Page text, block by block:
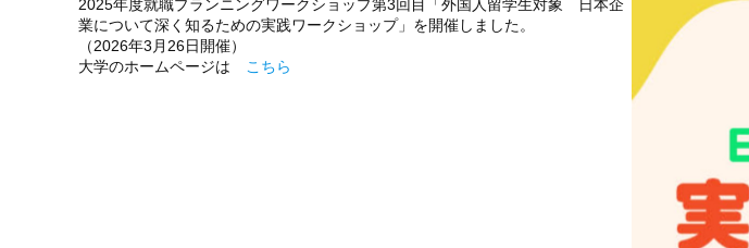
2025年度就職プランニングワークショップ第3回目「外国人留学生対象 日本企
業について深く知るための実践ワークショップ」を開催しました。
（2026年3月26日開催）
大学のホームページは
こちら